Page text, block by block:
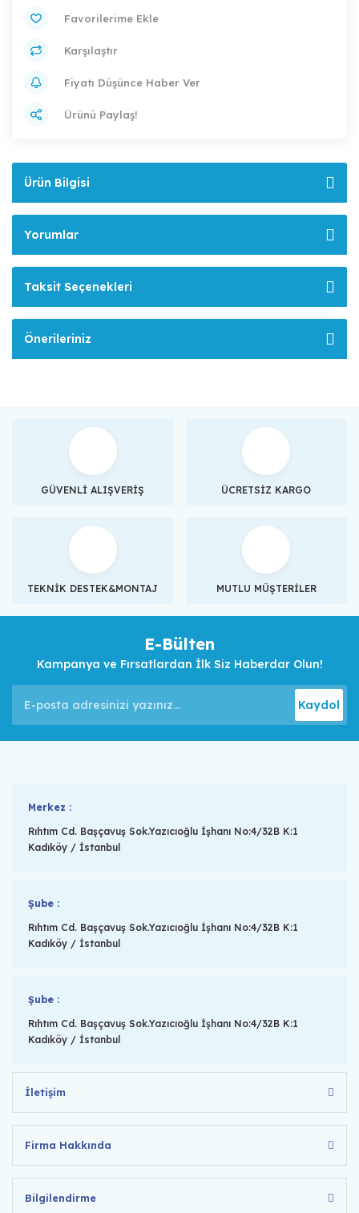
Karşılaştır
Fiyatı Düşünce Haber Ver
Ürünü Paylaş!
Ürün Bilgisi
Yorumlar
Taksit Seçenekleri
Önerileriniz
GÜVENLİ ALIŞVERİŞ ÜCRETSİZ KARGO
TEKNİK DESTEK&MONTAJ MUTLU MÜŞTERİLER
E-Bülten
Kampanya ve Fırsatlardan İlk Siz Haberdar Olun!
Kaydol
Merkez :
Rıhtım Cd. Başçavuş Sok.Yazıcıoğlu İşhanı No:4/32B K:1
Kadıköy / İstanbul
Şube :
Rıhtım Cd. Başçavuş Sok.Yazıcıoğlu İşhanı No:4/32B K:1
Kadıköy / İstanbul
Şube :
Rıhtım Cd. Başçavuş Sok.Yazıcıoğlu İşhanı No:4/32B K:1
Kadıköy / İstanbul
İletişim
Firma Hakkında
Bilgilendirme